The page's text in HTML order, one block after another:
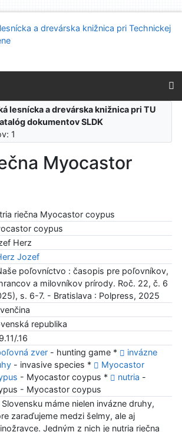
prístupnosti
lesnícka a drevárska knižnica pri TU
dokumentov SLDK
1
Myocastor
riečna Myocastor coypus
coypus
Herz
Jozef
poľovníctvo : časopis pre poľovníkov,
a milovníkov prírody. Roč. 22, č. 6
s. 6-7. - Bratislava : Polpress, 2025
republika
.16
zver- hunting game *
invázne
- invasive species *
Myocastor
- Myocastor coypus * nutria -
- Myocastor coypus
Slovensku máme nielen invázne druhy,
zaraďujeme medzi šelmy, ale aj
Jedným z nich je nutria riečna